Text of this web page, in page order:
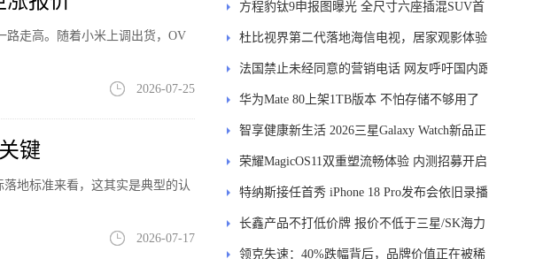
路走高。随着小米上调出货，OV
2026-07-25
键
地标准来看，这其实是典型的认
2026-07-17
方程豹钛9申报图曝光 全尺寸六座插混SUV首
发DMS
杜比视界第二代落地海信电视，居家观影体验
能迎来哪些升级？
法国禁止未经同意的营销电话 网友呼吁国内跟
进
华为Mate 80上架1TB版本 不怕存储不够用了
智享健康新生活 2026三星Galaxy Watch新品正
式开售
荣耀MagicOS11双重塑流畅体验 内测招募开启
特纳斯接任首秀 iPhone 18 Pro发布会依旧录播
长鑫产品不打低价牌 报价不低于三星/SK海力
士
领克失速：40%跌幅背后，品牌价值正在被稀